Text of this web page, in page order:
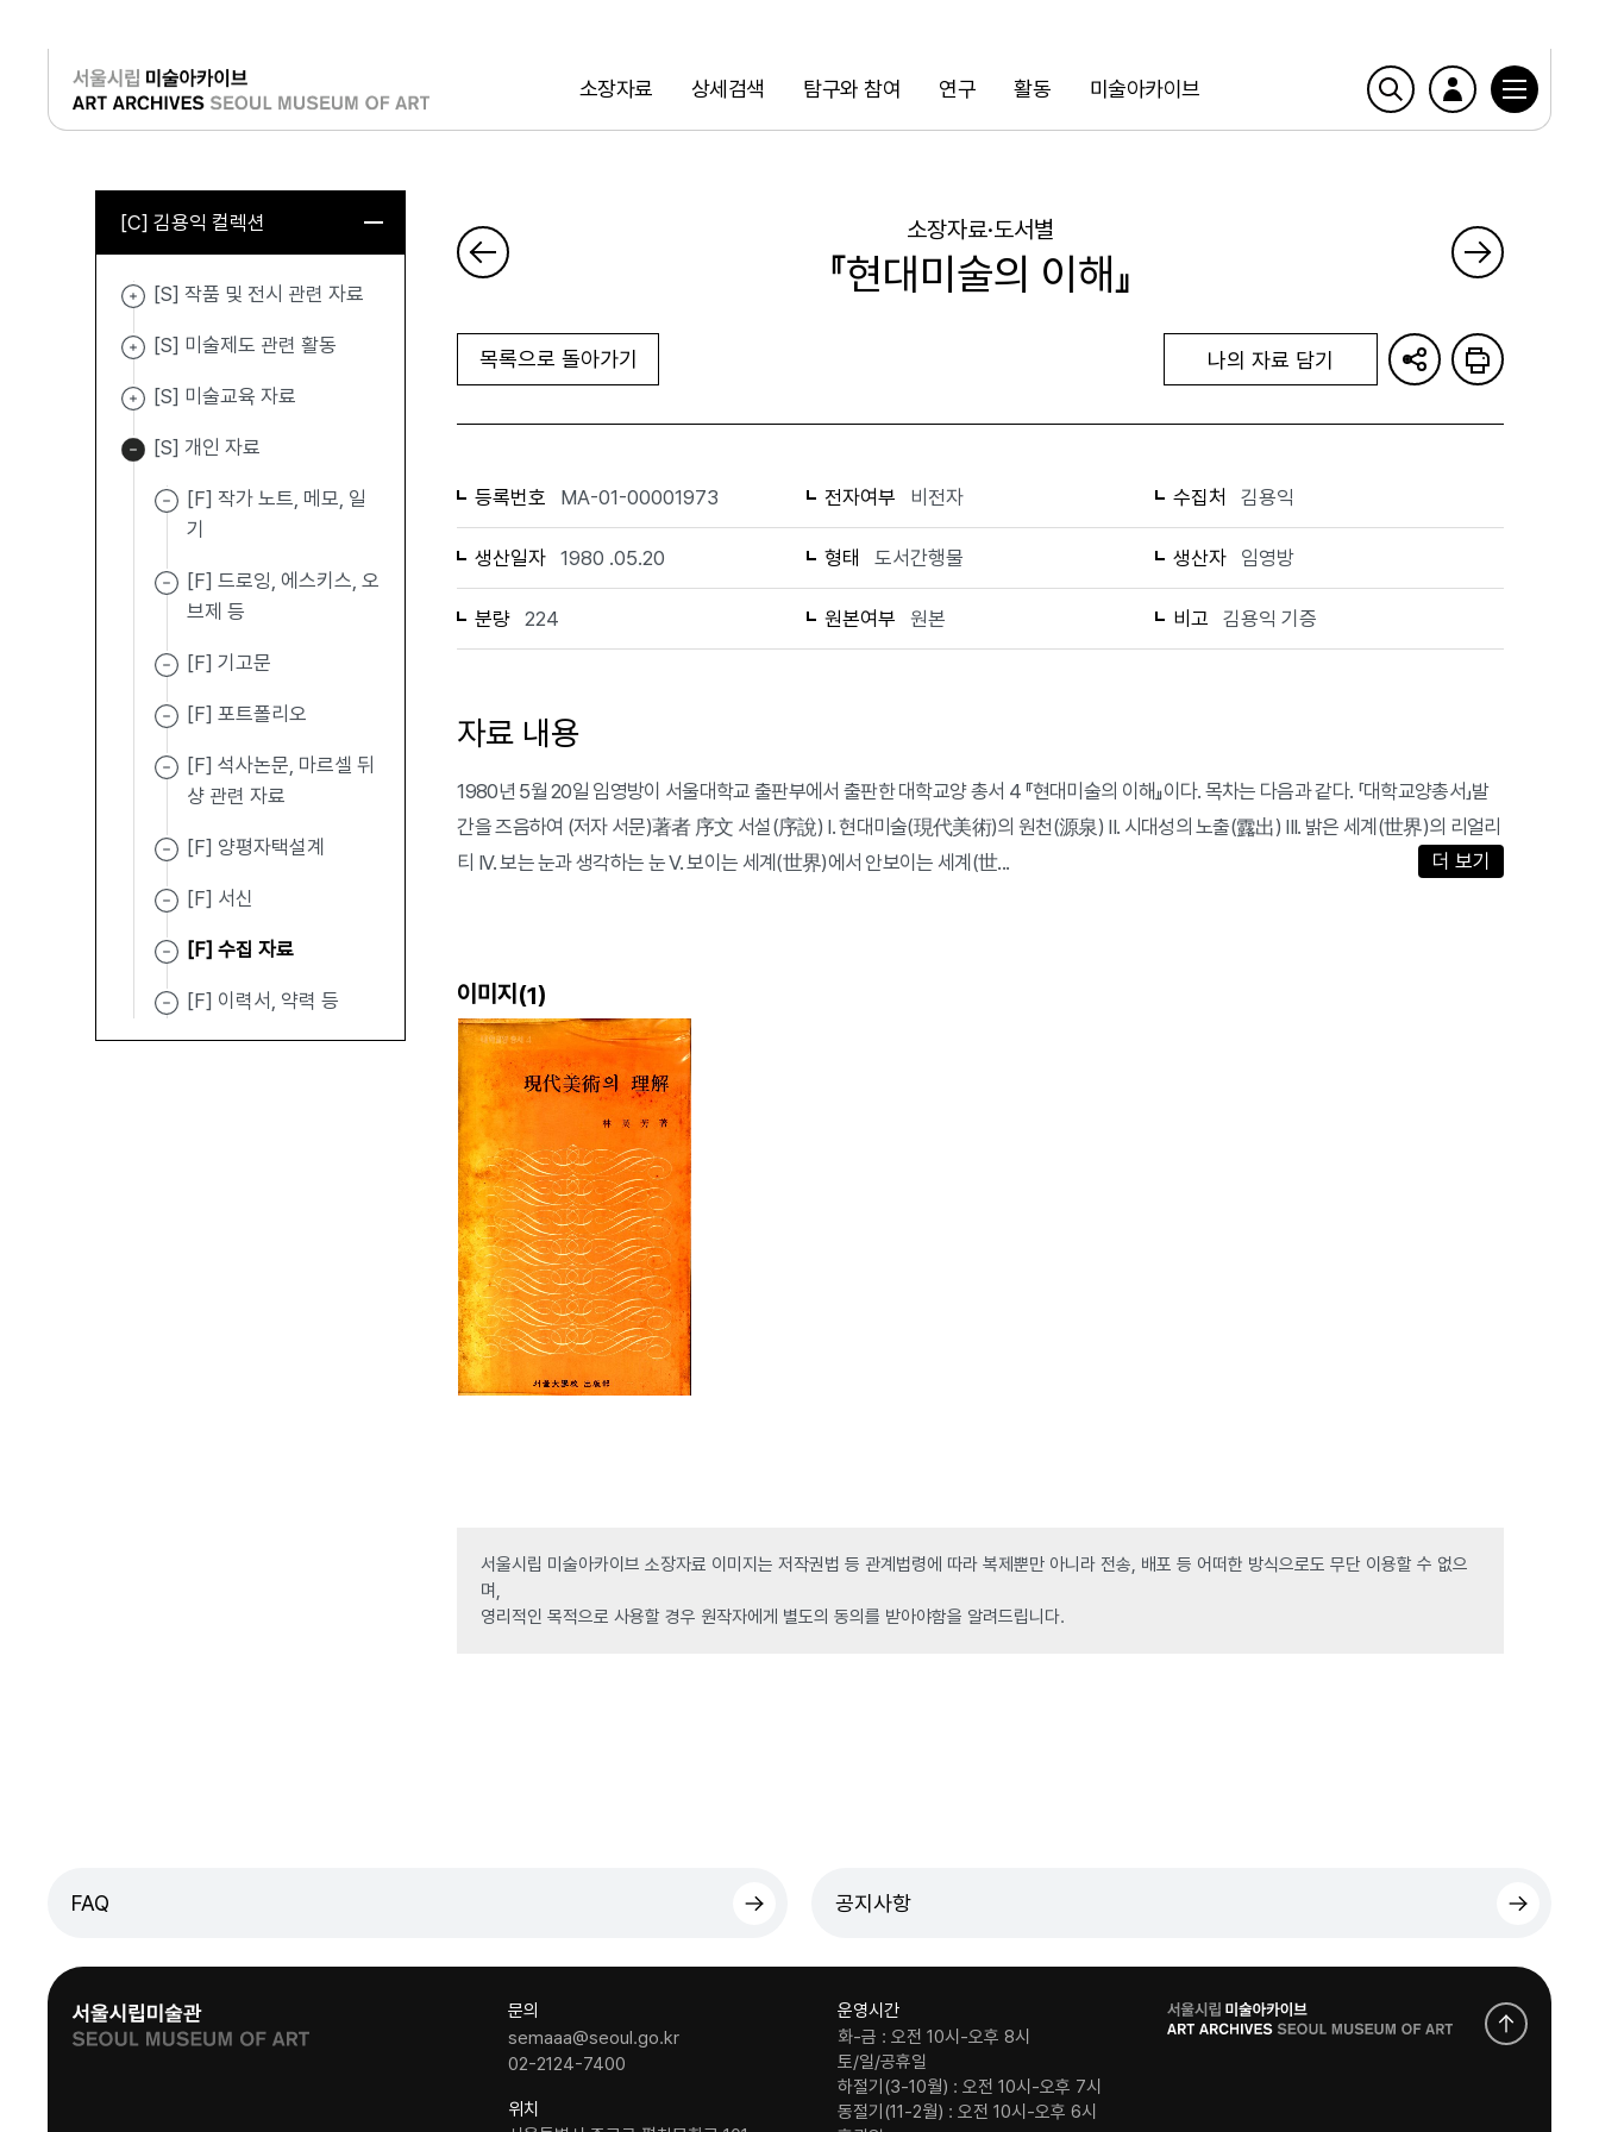
소장자료 상세검색 탐구와 참여 연구 활동 미술아카이브
검색
로그인
[C] 김용익 컬렉션
[S] 작품 및 전시 관련 자료
[S] 미술제도 관련 활동
[S] 미술교육 자료
[S] 개인 자료
[F] 작가 노트, 메모, 일
기
[F] 드로잉, 에스키스, 오
브제 등
[F] 기고문
[F] 포트폴리오
[F] 석사논문, 마르셀 뒤
샹 관련 자료
[F] 양평자택설계
[F] 서신
[F] 수집 자료
[F] 이력서, 약력 등
소장자료·도서별
『현대미술의 이해』
목록으로 돌아가기 나의 자료 담기
등록번호 MA-01-00001973 전자여부 비전자 수집처 김용익
생산일자 1980 .05.20 형태 도서간행물 생산자 임영방
분량 224 원본여부 원본 비고 김용익 기증
자료 내용
1980년 5월 20일 임영방이 서울대학교 출판부에서 출판한 대학교양 총서 4 『현대미술의 이해』이다. 목차는 다음과 같다. 「대학교양총서」발
간을 즈음하여 (저자 서문)著者 序文 서설(序說) I. 현대미술(現代美術)의 원천(源泉) II. 시대성의 노출(露出) III. 밝은 세계(世界)의 리얼리
티 IV. 보는 눈과 생각하는 눈 V. 보이는 세계(世界)에서 안보이는 세계(世...
더 보기
이미지(1)
서울시립 미술아카이브 소장자료 이미지는 저작권법 등 관계법령에 따라 복제뿐만 아니라 전송, 배포 등 어떠한 방식으로도 무단 이용할 수 없으
며,
영리적인 목적으로 사용할 경우 원작자에게 별도의 동의를 받아야함을 알려드립니다.
FAQ 공지사항
문의
semaaa@seoul.go.kr
02-2124-7400
위치
운영시간
화-금 : 오전 10시-오후 8시
토/일/공휴일
하절기(3-10월) : 오전 10시-오후 7시
동절기(11-2월) : 오전 10시-오후 6시
로
고